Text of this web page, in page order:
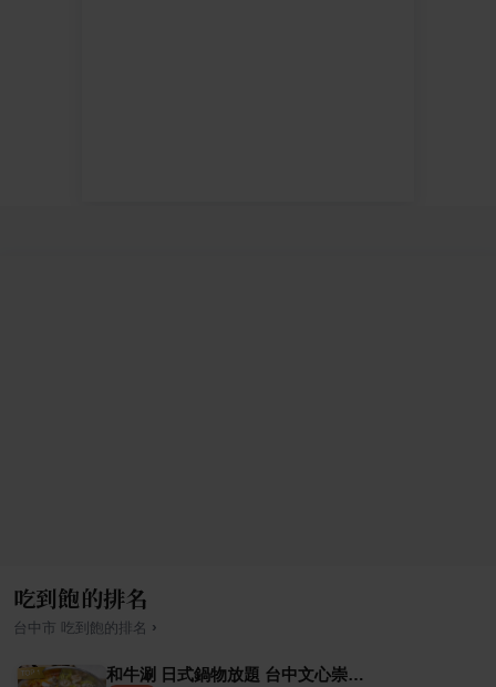
吃到飽的排名
台中市 吃到飽的排名 ›
和牛涮 日式鍋物放題 台中文心崇德店